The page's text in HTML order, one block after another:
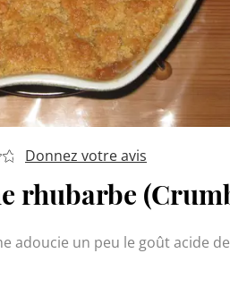
Donnez votre avis
rhubarbe
adoucie un peu le goût acide